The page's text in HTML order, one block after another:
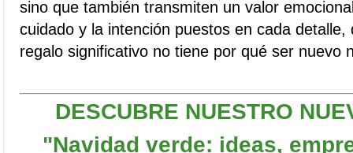
sino que también transmiten un valor
cuidado y la intención puestos en cada
regalo significativo no tiene por qué ser nuevo
DESCUBRE NUESTRO
"Navidad verde: ideas,